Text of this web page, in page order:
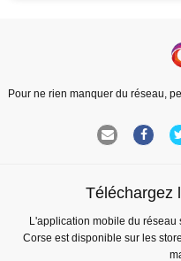
Pour ne rien manquer du réseau,
Téléchargez
L'application mobile du
Corse est disponible sur les